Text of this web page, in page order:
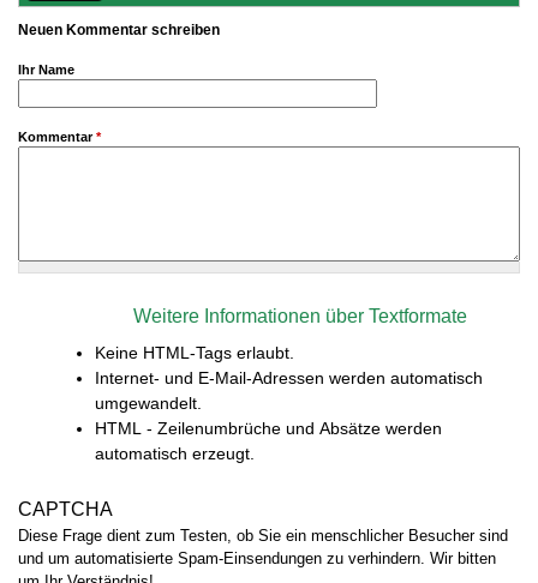
Neuen Kommentar schreiben
Ihr Name
Kommentar*
Weitere Informationen über Textformate
Keine HTML-Tags erlaubt.
Internet- und E-Mail-Adressen werden automatisch
umgewandelt.
HTML - Zeilenumbrüche und Absätze werden
automatisch erzeugt.
CAPTCHA
Diese Frage dient zum Testen, ob Sie ein menschlicher Besucher sind
und um automatisierte Spam-Einsendungen zu verhindern. Wir bitten